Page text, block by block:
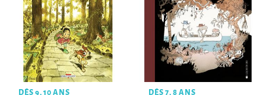
DÈS 9, 10 ANS DÈS 7, 8 ANS